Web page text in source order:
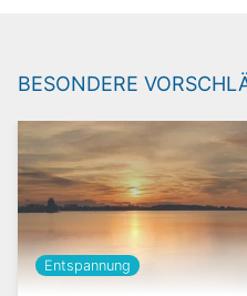
BESONDERE
Entspannung